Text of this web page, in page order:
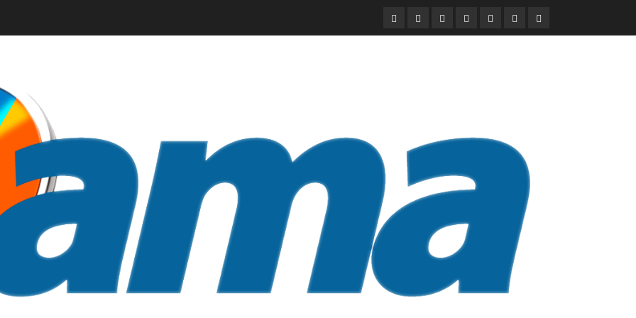
DURANGO
NACIONAL
INTERNACIONAL
DEPORTES
ENTRETENIMIENTO
CIENCIA
Y
OPINION